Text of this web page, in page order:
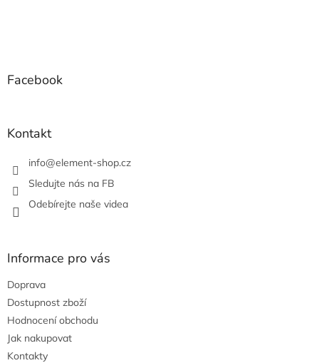
Facebook
Kontakt
info@element-shop.cz
Sledujte nás na FB
Odebírejte naše videa
Informace pro vás
Doprava
Dostupnost zboží
Hodnocení obchodu
Jak nakupovat
Kontakty